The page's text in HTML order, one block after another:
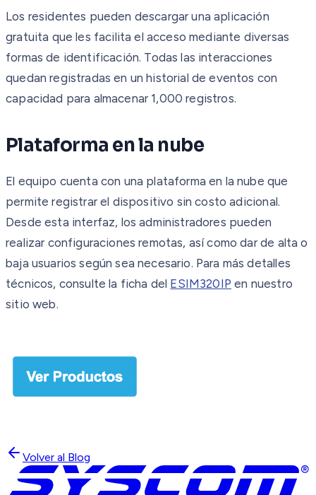
Los residentes pueden descargar una aplicación
gratuita que les facilita el acceso mediante diversas
formas de identificación. Todas las interacciones
quedan registradas en un historial de eventos con
capacidad para almacenar 1,000 registros.
Plataforma en la nube
El equipo cuenta con una plataforma en la nube que
permite registrar el dispositivo sin costo adicional.
Desde esta interfaz, los administradores pueden
realizar configuraciones remotas, así como dar de alta o
baja usuarios según sea necesario. Para más detalles
técnicos, consulte la ficha del ESIM320IP en nuestro
sitio web.
Volver al Blog